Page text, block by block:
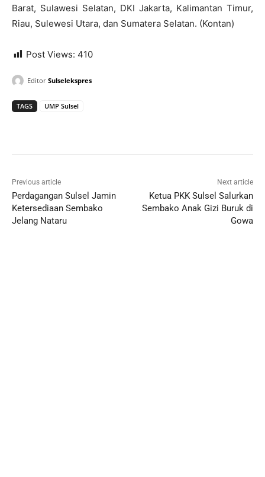
Barat, Sulawesi Selatan, DKI Jakarta, Kalimantan Timur,
Riau, Sulewesi Utara, dan Sumatera Selatan. (Kontan)
Post Views: 410
Editor Sulselekspres
TAGS UMP Sulsel
Previous article
Perdagangan Sulsel Jamin
Ketersediaan Sembako
Jelang Nataru
Next article
Ketua PKK Sulsel Salurkan
Sembako Anak Gizi Buruk di
Gowa